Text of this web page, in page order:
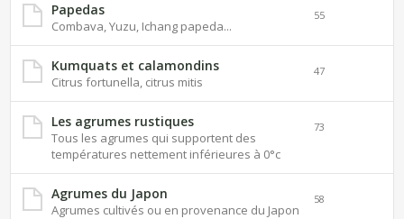
Papedas
Combava, Yuzu, Ichang papeda...
55
Kumquats et calamondins
Citrus fortunella, citrus mitis
47
Les agrumes rustiques
Tous les agrumes qui supportent des
températures nettement inférieures à 0°c
73
Agrumes du Japon
Agrumes cultivés ou en provenance du Japon
58